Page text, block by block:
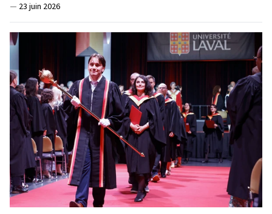
— 23 juin 2026